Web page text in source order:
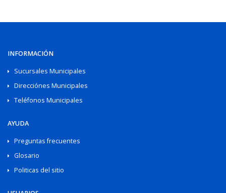
INFORMACIÓN
Sucursales Municipales
Direcciónes Municipales
Teléfonos Municipales
AYUDA
Preguntas frecuentes
Glosario
Politicas del sitio